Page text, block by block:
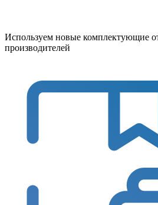
Используем новые комплектующие
производителей